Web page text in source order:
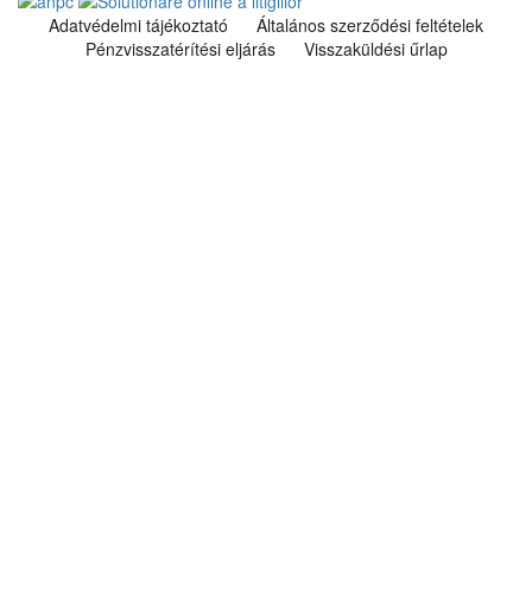
Adatvédelmi tájékoztató
Általános szerződési feltételek
Pénzvisszatérítési eljárás
Visszaküldési űrlap